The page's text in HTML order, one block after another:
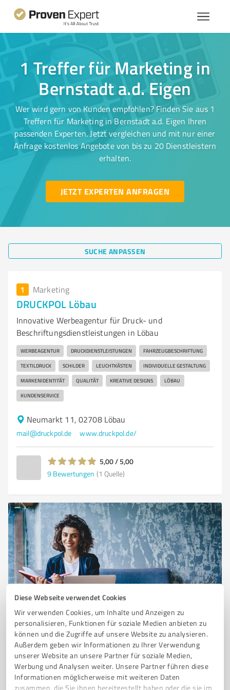
Diese Webseite verwendet Cookies
Wir verwenden Cookies, um Inhalte und Anzeigen zu
personalisieren, Funktionen für soziale Medien anbieten zu
können und die Zugriffe auf unsere Website zu analysieren.
Außerdem geben wir Informationen zu Ihrer Verwendung
unserer Website an unsere Partner für soziale Medien,
Werbung und Analysen weiter. Unsere Partner führen diese
Informationen möglicherweise mit weiteren Daten
zusammen, die Sie ihnen bereitgestellt haben oder die sie im
1 Treffer für Marketing in
Bernstadt a.d. Eigen
Wer wird gern von Kunden empfohlen? Finden Sie aus 1
Treffern für Marketing in Bernstadt a.d. Eigen Ihren
passenden Experten. Jetzt vergleichen und mit nur einer
Anfrage kostenlos Angebote von bis zu 20 Dienstleistern
erhalten.
JETZT EXPERTEN ANFRAGEN
SUCHE ANPASSEN
1 Marketing
DRUCKPOL Löbau
Innovative Werbeagentur für Druck- und
Beschriftungsdienstleistungen in Löbau
WERBEAGENTUR DRUCKDIENSTLEISTUNGEN FAHRZEUGBESCHRIFTUNG
TEXTILDRUCK SCHILDER LEUCHTKÄSTEN INDIVIDUELLE GESTALTUNG
MARKENIDENTITÄT QUALITÄT KREATIVE DESIGNS LÖBAU
KUNDENSERVICE
Neumarkt 11, 02708 Löbau
mail@druckpol.de www.druckpol.de/
5,00 / 5,00
9 Bewertungen (1 Quelle)
Sie möchten auch hier gelistet werden?
Registrieren Sie sich jetzt und werden Sie ein von
Kunden empfohlener ProvenExpert!
1